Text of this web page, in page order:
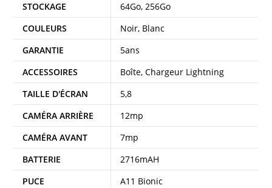
STOCKAGE
64Go, 256Go
COULEURS
Noir, Blanc
GARANTIE
5ans
ACCESSOIRES
Boîte, Chargeur Lightning
TAILLE D'ÉCRAN
5,8
CAMÉRA ARRIÈRE
12mp
CAMÉRA AVANT
7mp
BATTERIE
2716mAH
PUCE
A11 Bionic